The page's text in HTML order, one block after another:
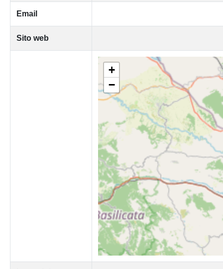
Email
Sito web
+
−